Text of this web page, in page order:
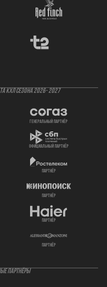
КХЛ СЕЗОНА 2026- 2027
генеральный партнёр
официальный партнёр
партнёр
партнёр
партнёр
партнёр
ПАРТНЁРЫ